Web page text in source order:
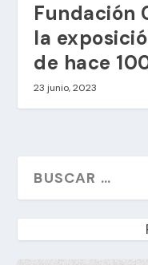
Fundación
la
de hace
23 junio, 2023